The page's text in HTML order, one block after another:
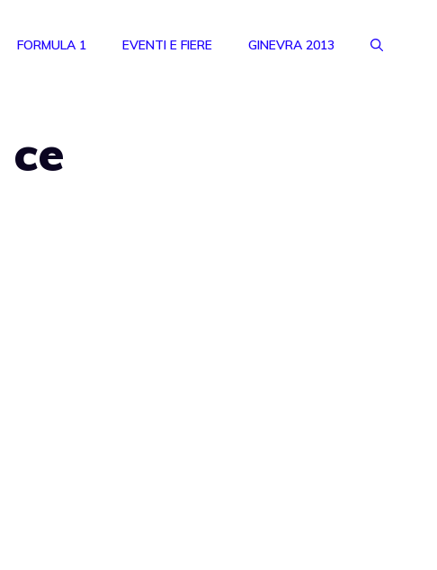
FORMULA 1 EVENTI E FIERE GINEVRA 2013